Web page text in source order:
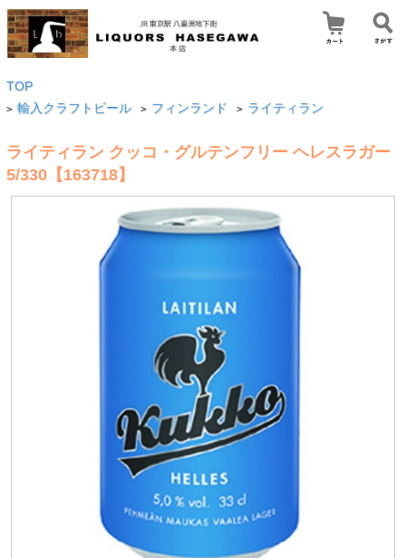
TOP
> 輸入クラフトビール > フィンランド > ライティラン
ライティラン クッコ・グルテンフリー ヘレスラガー
5/330【163718】